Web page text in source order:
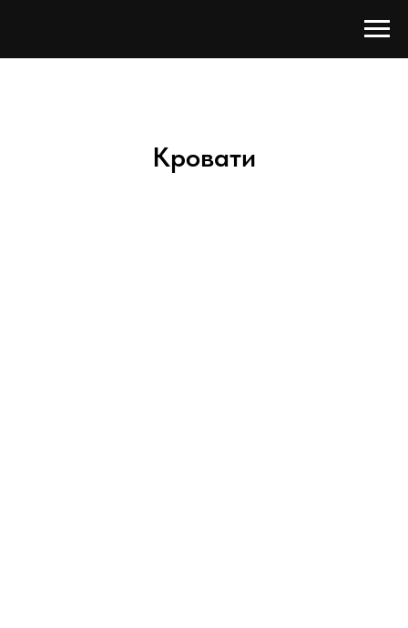
Кровати